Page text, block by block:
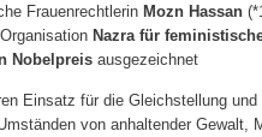
FrauenrechtlerinMozn Hassan
Nazra für
Nobelpreisausgezeichnet
Einsatz für die Gleichstellung
von anhaltender Gewalt,